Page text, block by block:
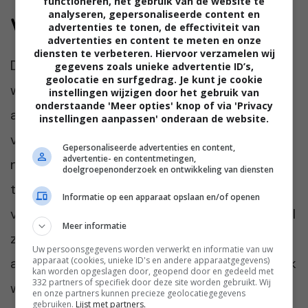
Wat nu?
De bruiloft is over een paar weken. Nathalie
weet nog steeds niet of ze de uitnodiging zal
aannemen. “Het idee om daar tussen al hun
vrienden en familie te zitten, maakt me
misselijk. Tegelijkertijd voelt het laf om weg
te blijven. Wat als ze écht uit oprechte
vriendelijkheid hebben gevraagd of ik erbij wil
zijn? Misschien willen ze het verleden juist
afsluiten en samen een nieuw begin maken. Ik
weet het niet. Maar één ding weet ik wel: ik
analyseren, gepersonaliseerde content en
advertenties te tonen, de effectiviteit van
advertenties en content te meten en onze
diensten te verbeteren. Hiervoor verzamelen wij
gegevens zoals unieke advertentie ID’s,
geolocatie en surfgedrag. Je kunt je cookie
instellingen wijzigen door het gebruik van
onderstaande 'Meer opties' knop of via 'Privacy
instellingen aanpassen' onderaan de website.
Gepersonaliseerde advertenties en content,
advertentie- en contentmetingen,
doelgroepenonderzoek en ontwikkeling van diensten
Informatie op een apparaat opslaan en/of openen
Meer informatie
Uw persoonsgegevens worden verwerkt en informatie van uw
apparaat (cookies, unieke ID's en andere apparaatgegevens)
kan worden opgeslagen door, geopend door en gedeeld met
332 partners of specifiek door deze site worden gebruikt. Wij
en onze partners kunnen precieze geolocatiegegevens
gebruiken. Lijst met partners.